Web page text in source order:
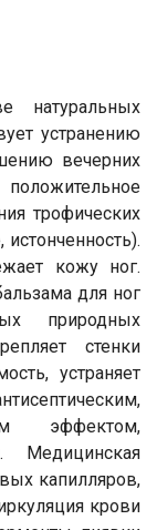
натуральных
устранению
вечерних
трофических
кожу ног.
для ног
природных
стенки
устраняет
эффектом,
Медицинская
капилляров,
крови